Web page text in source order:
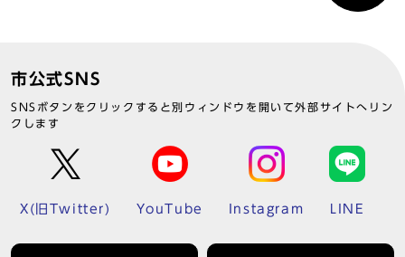
市公式SNS
SNSボタンをクリックすると別ウィンドウを開いて外部サイトへリン
クします
X(旧Twitter) YouTube Instagram LINE